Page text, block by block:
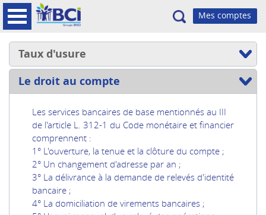
Recherche
Taux d'usure
Le droit au compte
Les services bancaires de base mentionnés au III
de l'article L. 312-1 du Code monétaire et financier
comprennent :
1° L'ouverture, la tenue et la clôture du compte ;
2° Un changement d'adresse par an ;
3° La délivrance à la demande de relevés d'identité
bancaire ;
4° La domiciliation de virements bancaires ;